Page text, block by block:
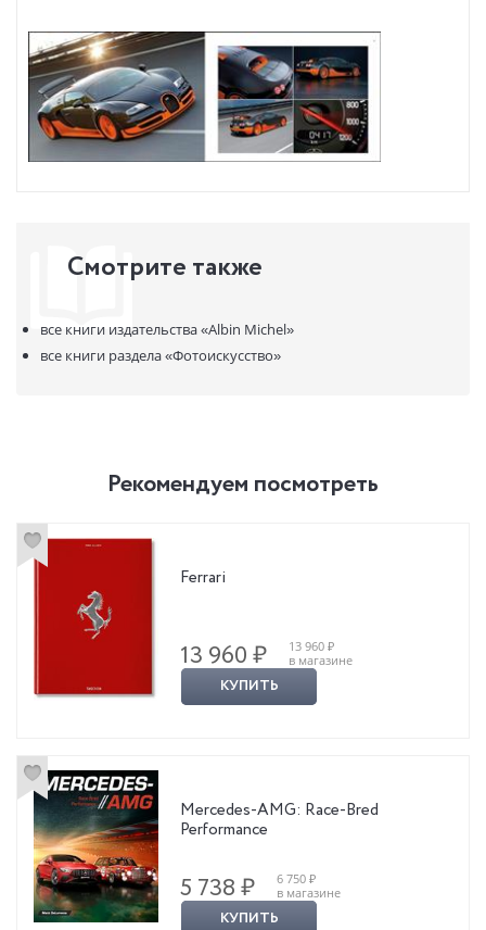
Смотрите также
все книги издательства«Albin Michel»
все книги раздела«Фотоискусство»
Рекомендуем посмотреть
Ferrari
13 960 ₽
13 960 ₽
в магазине
КУПИТЬ
Mercedes-AMG: Race-Bred
Performance
5 738 ₽
6 750 ₽
в магазине
КУПИТЬ